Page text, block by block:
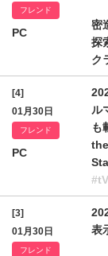
フレンド
PC
密
探
ク
[4]
01月30日
フレンド
PC
ル
も
[3]
01月30日
フレンド
表